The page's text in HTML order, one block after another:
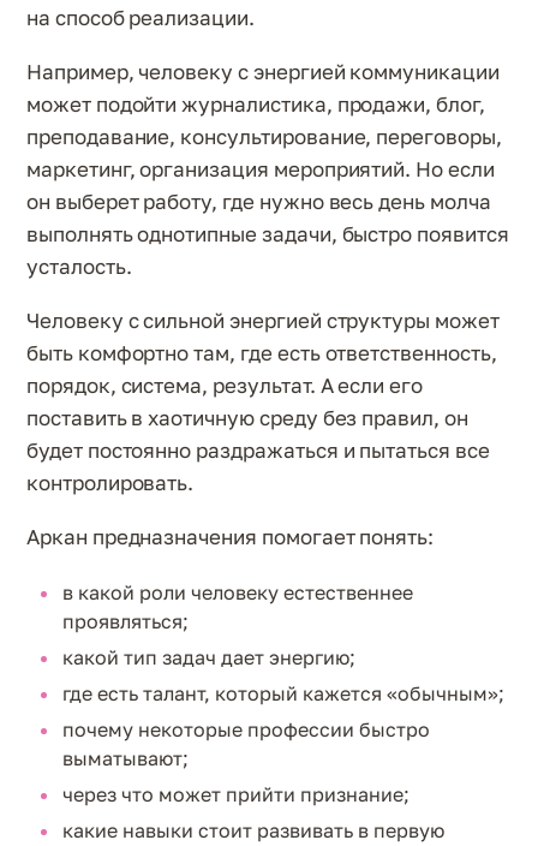
на способ реализации.
Например, человеку с энергией коммуникации
может подойти журналистика, продажи, блог,
преподавание, консультирование, переговоры,
маркетинг, организация мероприятий. Но если
он выберет работу, где нужно весь день молча
выполнять однотипные задачи, быстро появится
усталость.
Человеку с сильной энергией структуры может
быть комфортно там, где есть ответственность,
порядок, система, результат. А если его
поставить в хаотичную среду без правил, он
будет постоянно раздражаться и пытаться все
контролировать.
Аркан предназначения помогает понять:
в какой роли человеку естественнее
проявляться;
какой тип задач дает энергию;
где есть талант, который кажется «обычным»;
почему некоторые профессии быстро
выматывают;
через что может прийти признание;
какие навыки стоит развивать в первую